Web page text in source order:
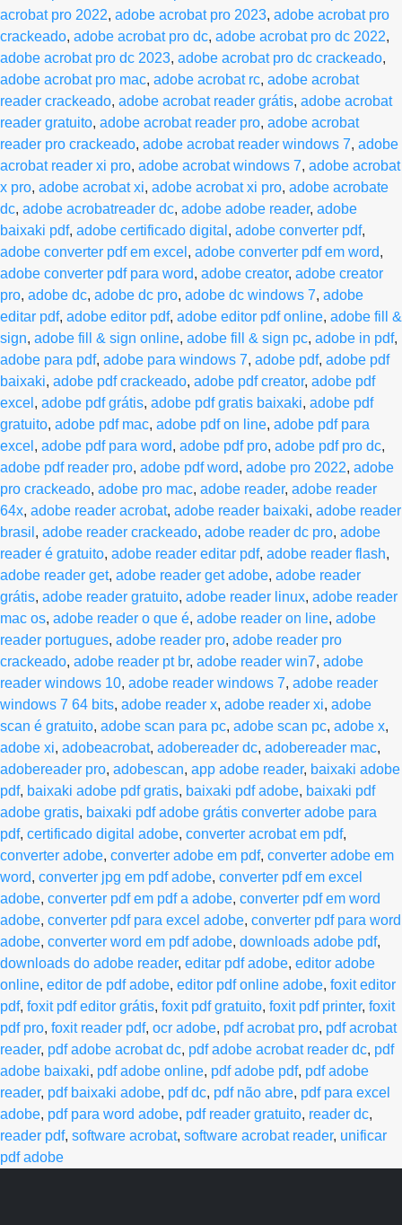
acrobat pro 2022, adobe acrobat pro 2023, adobe acrobat pro
crackeado, adobe acrobat pro dc, adobe acrobat pro dc 2022,
adobe acrobat pro dc 2023, adobe acrobat pro dc crackeado,
adobe acrobat pro mac, adobe acrobat rc, adobe acrobat
reader crackeado, adobe acrobat reader grátis, adobe acrobat
reader gratuito, adobe acrobat reader pro, adobe acrobat
reader pro crackeado, adobe acrobat reader windows 7, adobe
acrobat reader xi pro, adobe acrobat windows 7, adobe acrobat
x pro, adobe acrobat xi, adobe acrobat xi pro, adobe acrobate
dc, adobe acrobatreader dc, adobe adobe reader, adobe
baixaki pdf, adobe certificado digital , adobe converter pdf,
adobe converter pdf em excel , adobe converter pdf em word,
adobe converter pdf para word, adobe creator, adobe creator
pro, adobe dc, adobe dc pro, adobe dc windows 7, adobe
editar pdf, adobe editor pdf, adobe editor pdf online, adobe fill &
sign, adobe fill & sign online, adobe fill & sign pc, adobe in pdf,
adobe para pdf, adobe para windows 7, adobe pdf, adobe pdf
baixaki, adobe pdf crackeado, adobe pdf creator, adobe pdf
excel , adobe pdf grátis, adobe pdf gratis baixaki, adobe pdf
gratuito, adobe pdf mac, adobe pdf on line, adobe pdf para
excel , adobe pdf para word, adobe pdf pro, adobe pdf pro dc,
adobe pdf reader pro, adobe pdf word, adobe pro 2022, adobe
pro crackeado, adobe pro mac, adobe reader, adobe reader
64x, adobe reader acrobat, adobe reader baixaki, adobe reader
brasil , adobe reader crackeado, adobe reader dc pro, adobe
reader é gratuito, adobe reader editar pdf, adobe reader flash,
adobe reader get, adobe reader get adobe, adobe reader
grátis, adobe reader gratuito, adobe reader linux, adobe reader
mac os, adobe reader o que é, adobe reader on line, adobe
reader portugues, adobe reader pro, adobe reader pro
crackeado, adobe reader pt br, adobe reader win7, adobe
reader windows 10, adobe reader windows 7, adobe reader
windows 7 64 bits, adobe reader x, adobe reader xi, adobe
scan é gratuito, adobe scan para pc, adobe scan pc, adobe x,
adobe xi, adobeacrobat, adobereader dc, adobereader mac,
adobereader pro, adobescan, app adobe reader, baixaki adobe
pdf, baixaki adobe pdf gratis, baixaki pdf adobe, baixaki pdf
adobe gratis, baixaki pdf adobe grátis converter adobe para
pdf, certificado digital adobe, converter acrobat em pdf,
converter adobe, converter adobe em pdf, converter adobe em
word, converter jpg em pdf adobe, converter pdf em excel
adobe, converter pdf em pdf a adobe, converter pdf em word
adobe, converter pdf para excel adobe, converter pdf para word
adobe, converter word em pdf adobe, downloads adobe pdf,
downloads do adobe reader, editar pdf adobe, editor adobe
online, editor de pdf adobe, editor pdf online adobe, foxit editor
pdf, foxit pdf editor grátis, foxit pdf gratuito, foxit pdf printer, foxit
pdf pro, foxit reader pdf, ocr adobe, pdf acrobat pro, pdf acrobat
reader, pdf adobe acrobat dc, pdf adobe acrobat reader dc, pdf
adobe baixaki, pdf adobe online, pdf adobe pdf, pdf adobe
reader, pdf baixaki adobe, pdf dc, pdf não abre, pdf para excel
adobe, pdf para word adobe, pdf reader gratuito, reader dc,
reader pdf, software acrobat, software acrobat reader, unificar
pdf adobe